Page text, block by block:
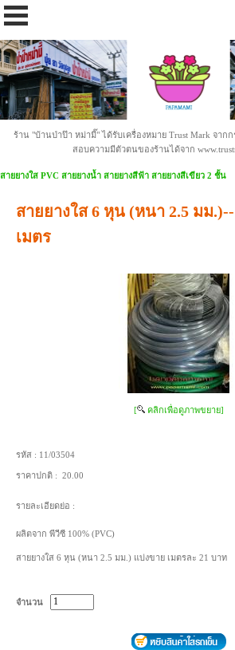
ร้าน "บ้านป่าป๊า หม่ามี๊" ได้รับเครื่องหมาย Trust Mark จาก
สอบความมีตัวตนของร้านได้จาก
สายยางใส PVC สายยางน้ำ สายยางสีฟ้า สายยางสีเขียว 2 ชั้น
สายยางใส 6 หุน (หนา 2.5 มม
เมตร
[ คลิกเพื่อดูภาพขยาย]
รหัส : 11/03504
ราคาปกติ : 20.00
รายละเอียดย่อ :
ผลิตจาก พีวีซี 100% (PVC)
สายยางใส 6 หุน (หนา 2.5 มม.) แบ่งขาย เมตรละ 21 บาท
จำนวน